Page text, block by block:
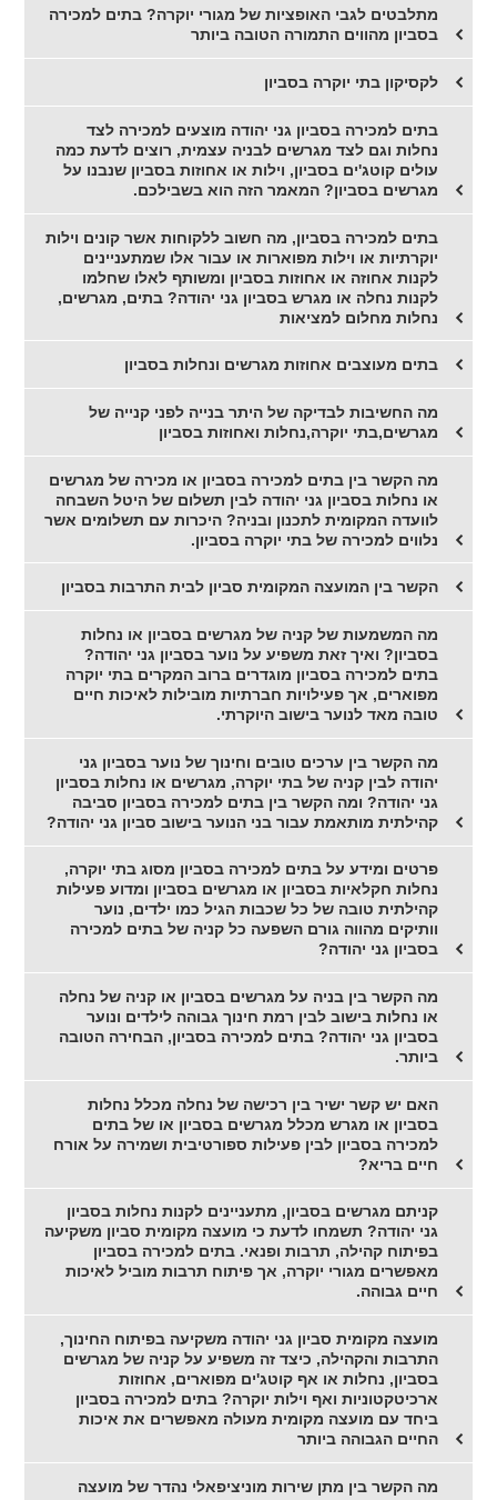
מתלבטים לגבי האופציות של מגורי יוקרה? בתים למכירה
בסביון מהווים התמורה הטובה ביותר
לקסיקון בתי יוקרה בסביון
בתים למכירה בסביון גני יהודה מוצעים למכירה לצד
נחלות וגם לצד מגרשים לבניה עצמית, רוצים לדעת כמה
עולים קוטג'ים בסביון, וילות או אחוזות בסביון שנבנו על
מגרשים בסביון? המאמר הזה הוא בשבילכם.
בתים למכירה בסביון, מה חשוב ללקוחות אשר קונים וילות
יוקרתיות או וילות מפוארות או עבור אלו שמתעניינים
לקנות אחוזה או אחוזות בסביון ומשותף לאלו שחלמו
לקנות נחלה או מגרש בסביון גני יהודה? בתים, מגרשים,
נחלות מחלום למציאות
בתים מעוצבים אחוזות מגרשים ונחלות בסביון
מה החשיבות לבדיקה של היתר בנייה לפני קנייה של
מגרשים,בתי יוקרה,נחלות ואחוזות בסביון
מה הקשר בין בתים למכירה בסביון או מכירה של מגרשים
או נחלות בסביון גני יהודה לבין תשלום של היטל השבחה
לוועדה המקומית לתכנון ובניה? היכרות עם תשלומים אשר
נלווים למכירה של בתי יוקרה בסביון.
הקשר בין המועצה המקומית סביון לבית התרבות בסביון
מה המשמעות של קניה של מגרשים בסביון או נחלות
בסביון? ואיך זאת משפיע על נוער בסביון גני יהודה?
בתים למכירה בסביון מוגדרים ברוב המקרים בתי יוקרה
מפוארים, אך פעילויות חברתיות מובילות לאיכות חיים
טובה מאד לנוער בישוב היוקרתי.
מה הקשר בין ערכים טובים וחינוך של נוער בסביון גני
יהודה לבין קניה של בתי יוקרה, מגרשים או נחלות בסביון
גני יהודה? ומה הקשר בין בתים למכירה בסביון סביבה
קהילתית מותאמת עבור בני הנוער בישוב סביון גני יהודה?
פרטים ומידע על בתים למכירה בסביון מסוג בתי יוקרה,
נחלות חקלאיות בסביון או מגרשים בסביון ומדוע פעילות
קהילתית טובה של כל שכבות הגיל כמו ילדים, נוער
וותיקים מהווה גורם השפעה כל קניה של בתים למכירה
בסביון גני יהודה?
מה הקשר בין בניה על מגרשים בסביון או קניה של נחלה
או נחלות בישוב לבין רמת חינוך גבוהה לילדים ונוער
בסביון גני יהודה? בתים למכירה בסביון, הבחירה הטובה
ביותר.
האם יש קשר ישיר בין רכישה של נחלה מכלל נחלות
בסביון או מגרש מכלל מגרשים בסביון או של בתים
למכירה בסביון לבין פעילות ספורטיבית ושמירה על אורח
חיים בריא?
קניתם מגרשים בסביון, מתעניינים לקנות נחלות בסביון
גני יהודה? תשמחו לדעת כי מועצה מקומית סביון משקיעה
בפיתוח קהילה, תרבות ופנאי. בתים למכירה בסביון
מאפשרים מגורי יוקרה, אך פיתוח תרבות מוביל לאיכות
חיים גבוהה.
מועצה מקומית סביון גני יהודה משקיעה בפיתוח החינוך,
התרבות והקהילה, כיצד זה משפיע על קניה של מגרשים
בסביון, נחלות או אף קוטג'ים מפוארים, אחוזות
ארכיטקטוניות ואף וילות יוקרה? בתים למכירה בסביון
ביחד עם מועצה מקומית מעולה מאפשרים את איכות
החיים הגבוהה ביותר
מה הקשר בין מתן שירות מוניציפאלי נהדר של מועצה